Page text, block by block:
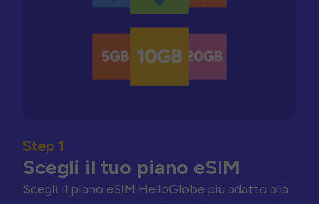
Step 1
Scegli il tuo piano eSIM
Scegli il piano eSIM HelloGlobe più adatto alla